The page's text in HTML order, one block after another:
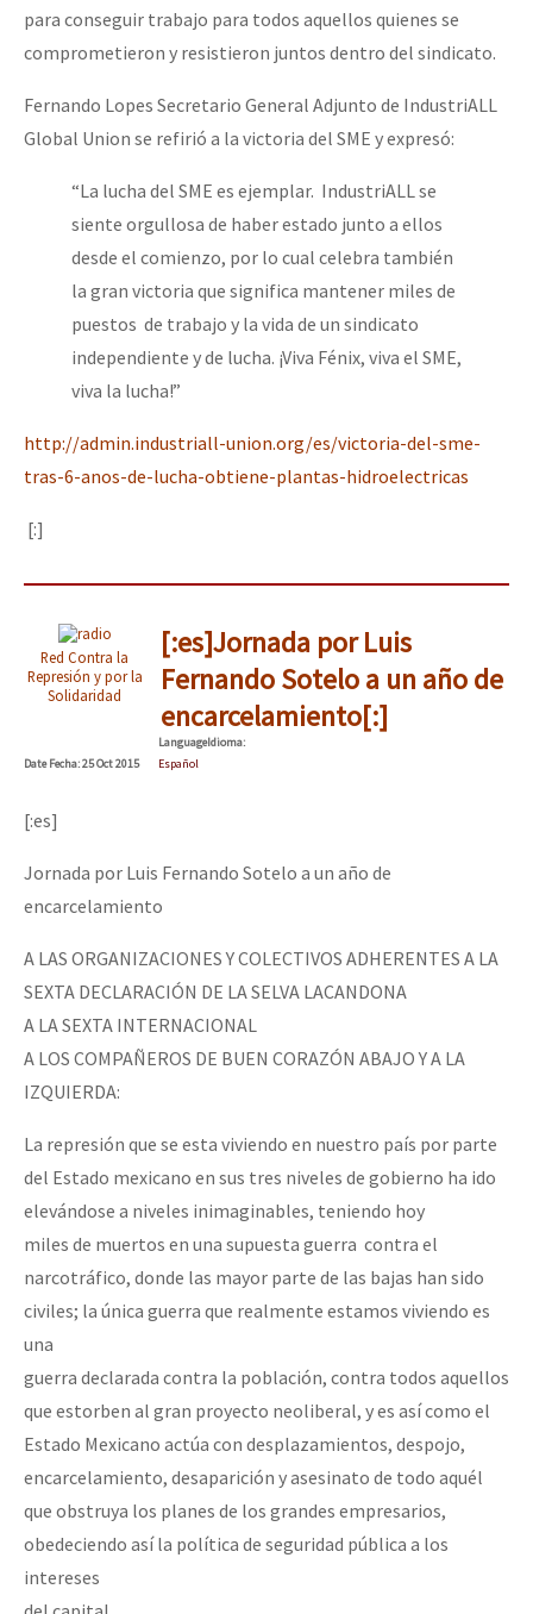
para conseguir trabajo para todos aquellos quienes se
comprometieron y resistieron juntos dentro del sindicato.
Fernando Lopes Secretario General Adjunto de IndustriALL
Global Union se refirió a la victoria del SME y expresó:
“La lucha del SME es ejemplar. IndustriALL se
siente orgullosa de haber estado junto a ellos
desde el comienzo, por lo cual celebra también
la gran victoria que significa mantener miles de
puestos de trabajo y la vida de un sindicato
independiente y de lucha. ¡Viva Fénix, viva el SME,
viva la lucha!”
http://admin.industriall-union.org/es/victoria-del-sme-
tras-6-anos-de-lucha-obtiene-plantas-hidroelectricas
[:]
Red Contra la
Represión y por la
Solidaridad
[:es]Jornada por Luis
Fernando Sotelo a un año de
encarcelamiento[:]
DateFecha: 25 Oct 2015
LanguageIdioma:
Español
[:es]
Jornada por Luis Fernando Sotelo a un año de
encarcelamiento
A LAS ORGANIZACIONES Y COLECTIVOS ADHERENTES A LA
SEXTA DECLARACIÓN DE LA SELVA LACANDONA
A LA SEXTA INTERNACIONAL
A LOS COMPAÑEROS DE BUEN CORAZÓN ABAJO Y A LA
IZQUIERDA:
La represión que se esta viviendo en nuestro país por parte
del Estado mexicano en sus tres niveles de gobierno ha ido
elevándose a niveles inimaginables, teniendo hoy
miles de muertos en una supuesta guerra contra el
narcotráfico, donde las mayor parte de las bajas han sido
civiles; la única guerra que realmente estamos viviendo es
una
guerra declarada contra la población, contra todos aquellos
que estorben al gran proyecto neoliberal, y es así como el
Estado Mexicano actúa con desplazamientos, despojo,
encarcelamiento, desaparición y asesinato de todo aquél
que obstruya los planes de los grandes empresarios,
obedeciendo así la política de seguridad pública a los
intereses